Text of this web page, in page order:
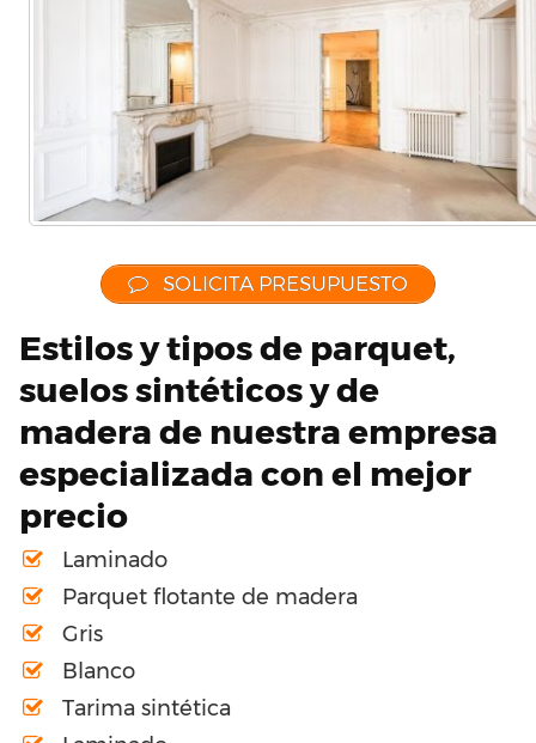
SOLICITA PRESUPUESTO
Estilos y tipos de parquet,
suelos sintéticos y de
madera de nuestra empresa
especializada con el mejor
precio
Laminado
Parquet flotante de madera
Gris
Blanco
Tarima sintética